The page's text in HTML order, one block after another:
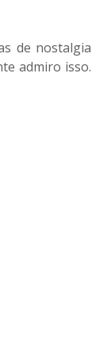
de nostalgia
admiro isso.